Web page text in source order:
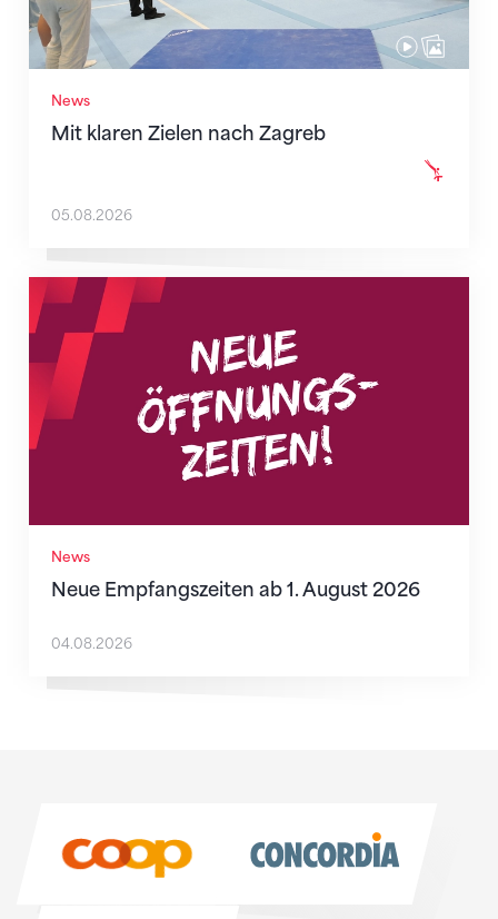
News
Mit klaren Zielen nach Zagreb
05.08.2026
News
Neue Empfangszeiten ab 1. August 2026
Neue Empfangszeiten ab 1. August 2026
04.08.2026